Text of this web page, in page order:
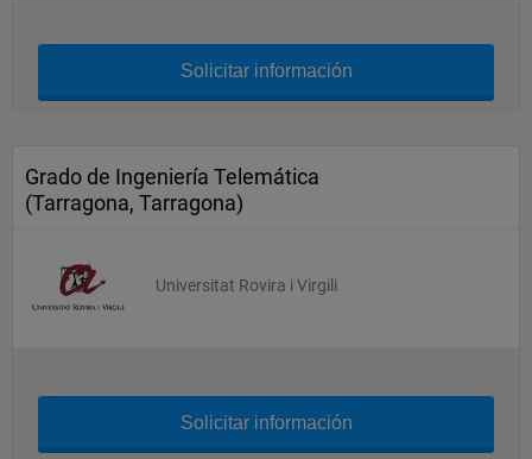
Solicitar información
Grado de Ingeniería Telemática
(Tarragona, Tarragona)
Universitat Rovira i Virgili
Solicitar información